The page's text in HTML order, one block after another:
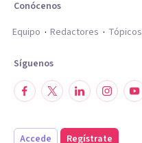
Conócenos
Equipo
Redactores Tópicos
Síguenos
Accede Regístrate